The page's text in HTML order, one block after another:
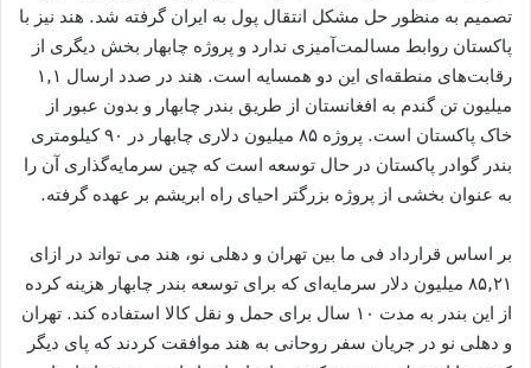
تصمیم به منظور حل مشکل انتقال پول به ایران گرفته شد. هند نیز با
پاکستان روابط مسالمت‌آمیزی ندارد و پروژه چابهار بخش دیگری از
رقابت‌های منطقه‌ای این دو همسایه است. هند در صدد ارسال ۱,۱
میلیون تن گندم به افغانستان از طریق بندر چابهار و بدون عبور از
خاک پاکستان است. پروژه ۸۵ میلیون دلاری چابهار در ۹۰ کیلومتری
بندر گوادر پاکستان در حال توسعه است که چین سرمایه‌گذاری آن را
به عنوان بخشی از پروژه بزرگتر احیای راه ابریشم بر عهده گرفته.
بر اساس قرارداد فی ‌ما بین تهران و دهلی نو، هند می ‌تواند در ازای
۸۵,۲۱ میلیون دلار سرمایه‌ای که برای توسعه بندر چابهار هزینه کرده
از این بندر به مدت ۱۰ سال برای حمل و نقل کالا استفاده کند. تهران
و دهلی نو در جریان سفر روحانی به هند موافقت کردند که پای دیگر